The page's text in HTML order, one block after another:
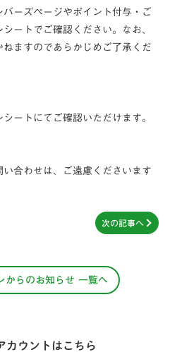
ーズページやポイント付与・ご
ートでご確認ください。なお、
ますのであらかじめご了承くだ
ートにてご確認いただけます。
合わせは、ご遠慮くださいます
次の記事へ
からのお知らせ 一覧へ
カウントはこちら